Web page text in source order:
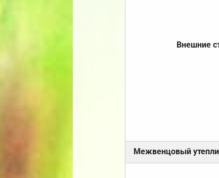
Внешние
Межвенцовый